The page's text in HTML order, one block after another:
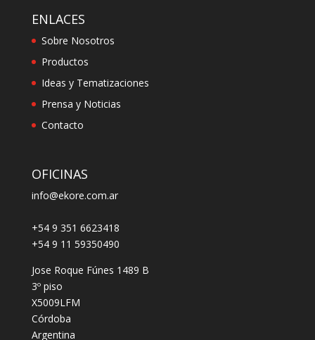
ENLACES
Sobre Nosotros
Productos
Ideas y Tematizaciones
Prensa y Noticias
Contacto
OFICINAS
info@ekore.com.ar
+54 9 351 6623418
+54 9 11 59350490
Jose Roque Fúnes 1489 B
3º piso
X5009LFM
Córdoba
Argentina